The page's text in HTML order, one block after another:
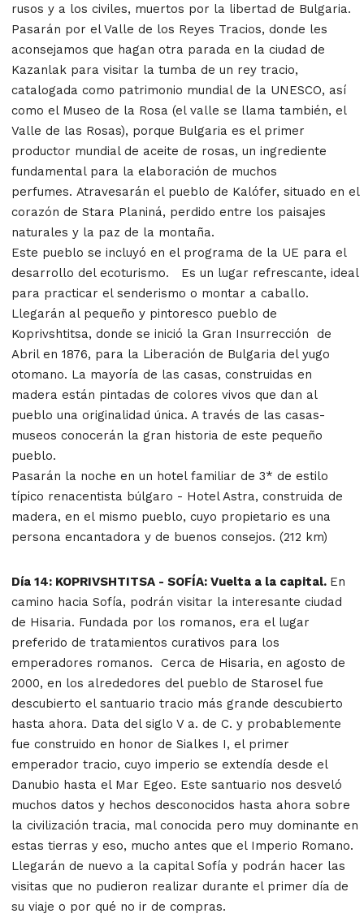
rusos y a los civiles, muertos por la libertad de Bulgaria.
Pasarán por el Valle de los Reyes Tracios, donde les
aconsejamos que hagan otra parada en la ciudad de
Kazanlak para visitar la tumba de un rey tracio,
catalogada como patrimonio mundial de la UNESCO, así
como el Museo de la Rosa (el valle se llama también, el
Valle de las Rosas), porque Bulgaria es el primer
productor mundial de aceite de rosas, un ingrediente
fundamental para la elaboración de muchos
perfumes. Atravesarán el pueblo de Kalófer, situado en el
corazón de Stara Planiná, perdido entre los paisajes
naturales y la paz de la montaña.
Este pueblo se incluyó en el programa de la UE para el
desarrollo del ecoturismo. Es un lugar refrescante, ideal
para practicar el senderismo o montar a caballo.
Llegarán al pequeño y pintoresco pueblo de
Koprivshtitsa, donde se inició la Gran Insurrección de
Abril en 1876, para la Liberación de Bulgaria del yugo
otomano. La mayoría de las casas, construidas en
madera están pintadas de colores vivos que dan al
pueblo una originalidad única. A través de las casas-
museos conocerán la gran historia de este pequeño
pueblo.
Pasarán la noche en un hotel familiar de 3* de estilo
típico renacentista búlgaro - Hotel Astra, construida de
madera, en el mismo pueblo, cuyo propietario es una
persona encantadora y de buenos consejos. (212 km)
Día 14: KOPRIVSHTITSA - SOFÍA: Vuelta a la capital. En
camino hacia Sofía, podrán visitar la interesante ciudad
de Hisaria. Fundada por los romanos, era el lugar
preferido de tratamientos curativos para los
emperadores romanos. Cerca de Hisaria, en agosto de
2000, en los alrededores del pueblo de Starosel fue
descubierto el santuario tracio más grande descubierto
hasta ahora. Data del siglo V a. de C. y probablemente
fue construido en honor de Sialkes I, el primer
emperador tracio, cuyo imperio se extendía desde el
Danubio hasta el Mar Egeo. Este santuario nos desveló
muchos datos y hechos desconocidos hasta ahora sobre
la civilización tracia, mal conocida pero muy dominante en
estas tierras y eso, mucho antes que el Imperio Romano.
Llegarán de nuevo a la capital Sofía y podrán hacer las
visitas que no pudieron realizar durante el primer día de
su viaje o por qué no ir de compras.